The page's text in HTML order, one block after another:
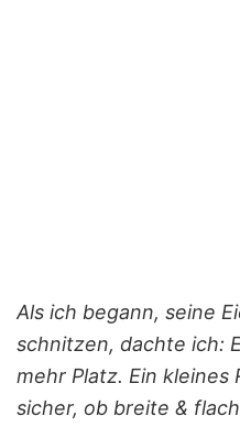
Als ich begann, seine
schnitzen, dachte ich:
mehr Platz. Ein kleines
sicher, ob breite &